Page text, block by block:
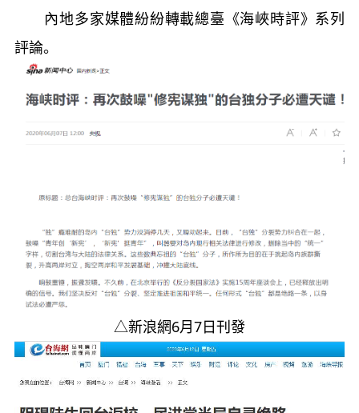
內地多家媒體紛紛轉載總臺《海峽時評》系列
評論。
△新浪網6月7日刊發